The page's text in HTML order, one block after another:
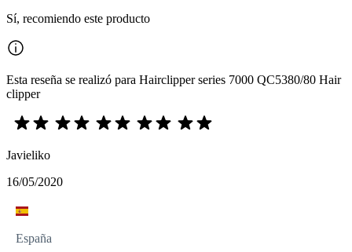
Sí, recomiendo este producto
Esta reseña se realizó para Hairclipper series 7000 QC5380/80 Hair
clipper
Javieliko
16/05/2020
España